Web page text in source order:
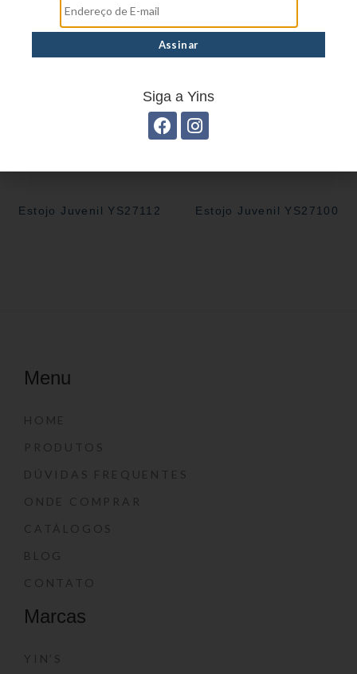
Estojo Juvenil YS27112 Estojo Juvenil YS27100
Menu
HOME
PRODUTOS
DÚVIDAS FREQUENTES
ONDE COMPRAR
CATÁLOGOS
BLOG
CONTATO
Marcas
YIN’S
Siga a Yins